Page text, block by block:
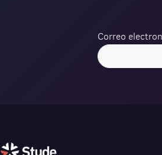
Correo